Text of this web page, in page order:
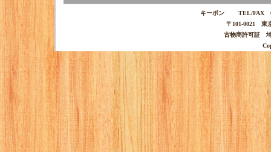
キーポン TEL/FAX
〒101-0021 東
古物商許可証